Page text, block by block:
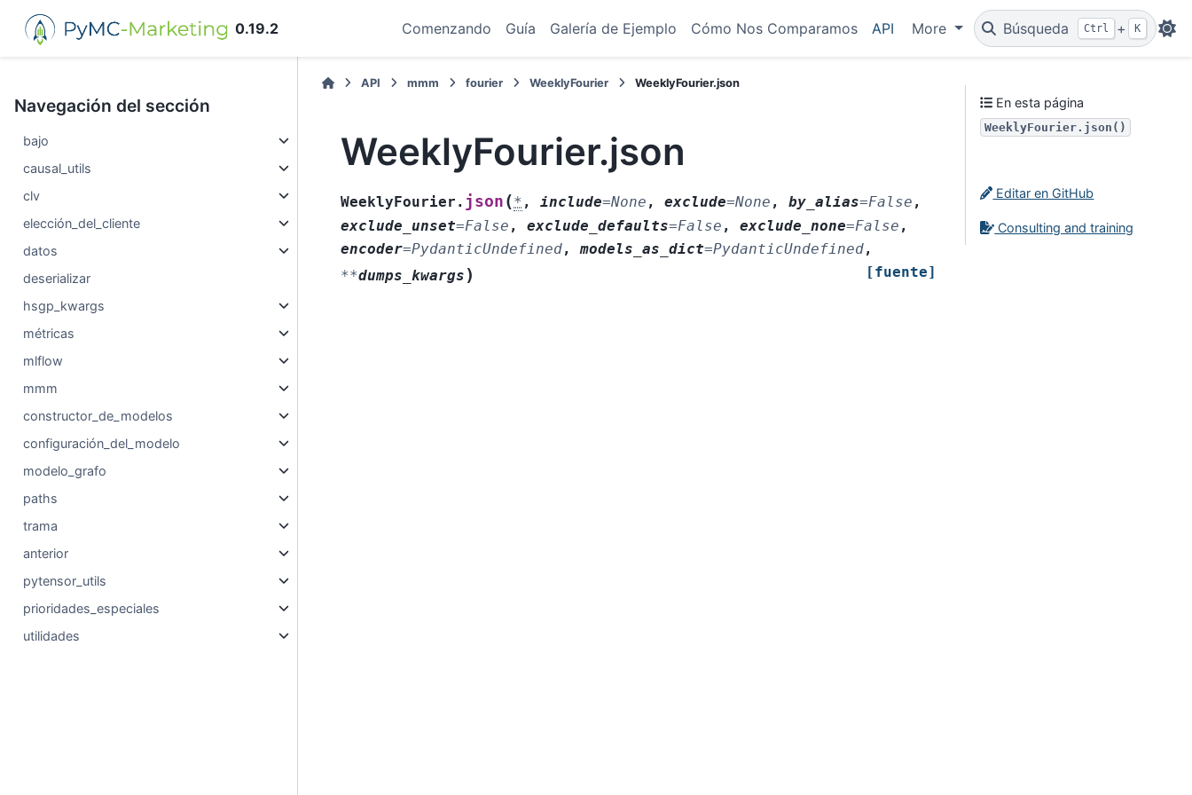
0.19.2 Comenzando Guía Galería de Ejemplo Cómo Nos Comparamos API More Búsqueda Ctrl + K
Navegación del sección
bajo
causal_utils
clv
elección_del_cliente
datos
deserializar
hsgp_kwargs
métricas
mlflow
mmm
constructor_de_modelos
configuración_del_modelo
modelo_grafo
paths
trama
anterior
pytensor_utils
prioridades_especiales
utilidades
API mmm fourier WeeklyFourier WeeklyFourier.json
WeeklyFourier.json
WeeklyFourier. json (* , include=None , exclude=None , by_alias=False ,
exclude_unset=False , exclude_defaults=False , exclude_none=False ,
encoder=PydanticUndefined,models_as_dict=PydanticUndefined,
**dumps_kwargs ) [fuente]
En esta página
WeeklyFourier.json()
Editar en GitHub
Consulting and training